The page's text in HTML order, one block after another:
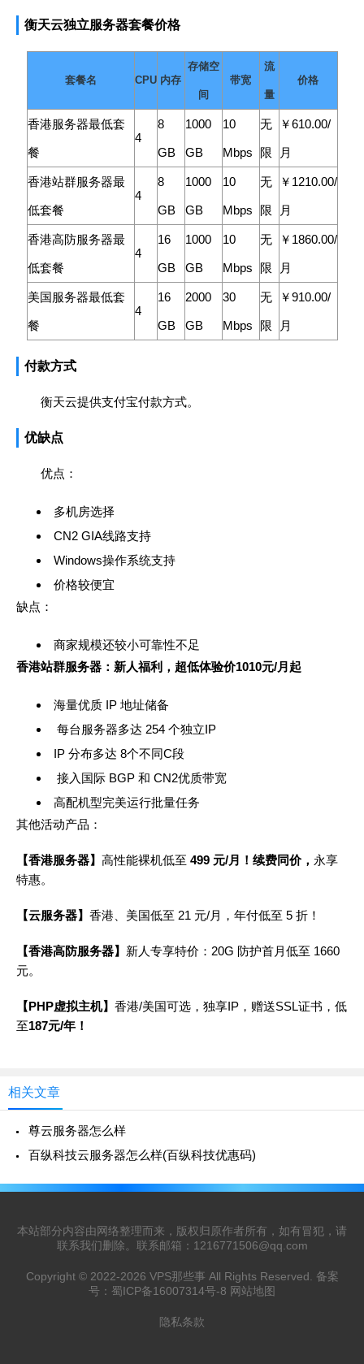
衡天云独立服务器套餐价格
套餐名 CPU 内存
存储空
间
带宽
流
量
价格
香港服务器最低套
餐
4
8
GB
1000
GB
10
Mbps
无
限
￥610.00/
月
香港站群服务器最
低套餐
4
8
GB
1000
GB
10
Mbps
无
限
￥1210.00/
月
香港高防服务器最
低套餐
4
16
GB
1000
GB
10
Mbps
无
限
￥1860.00/
月
美国服务器最低套
餐
4
16
GB
2000
GB
30
Mbps
无
限
￥910.00/
月
付款方式
衡天云提供支付宝付款方式。
优缺点
优点：
多机房选择
CN2 GIA线路支持
Windows操作系统支持
价格较便宜
缺点：
商家规模还较小可靠性不足
香港站群服务器：新人福利，超低体验价1010元/月起
海量优质 IP 地址储备
每台服务器多达 254 个独立IP
IP 分布多达 8个不同C段
接入国际 BGP 和 CN2优质带宽
高配机型完美运行批量任务
其他活动产品：
【香港服务器】 高性能裸机低至 499 元/月 ！续费同价， 永享
特惠。
【云服务器】 香港、美国低至 21 元/月，年付低至 5 折！
【香港高防服务器】 新人专享特价：20G 防护首月低至 1660
元。
【PHP虚拟主机】 香港/美国可选，独享IP，赠送SSL证书，低
至187元/年！
相关文章
尊云服务器怎么样
百纵科技云服务器怎么样(百纵科技优惠码)
本站部分内容由网络整理而来，版权归原作者所有，如有冒犯，请
联系我们删除。联系邮箱： 1216771506@qq.com
Copyright © 2022-2026 VPS那些事 All Rights Reserved. 备案
号： 蜀ICP备16007314号-8 网站地图
隐私条款